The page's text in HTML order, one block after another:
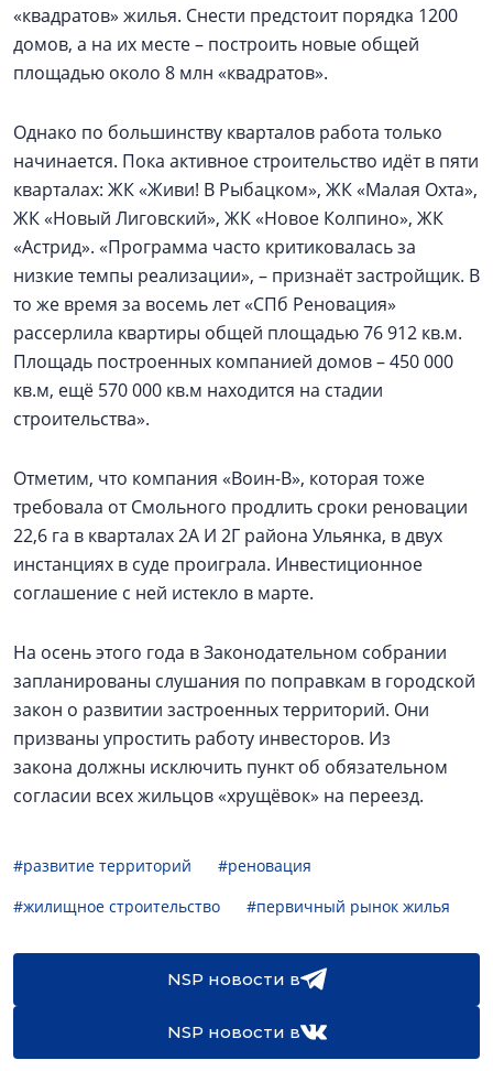
«квадратов» жилья. Снести предстоит порядка 1200
домов, а на их месте – построить новые общей
площадью около 8 млн «квадратов».
Однако по большинству кварталов работа только
начинается. Пока активное строительство идёт в пяти
кварталах: ЖК «Живи! В Рыбацком», ЖК «Малая Охта»,
ЖК «Новый Лиговский», ЖК «Новое Колпино», ЖК
«Астрид». «Программа часто критиковалась за
низкие темпы реализации», – признаёт застройщик. В
то же время за восемь лет «СПб Реновация»
рассерлила квартиры общей площадью 76 912 кв.м.
Площадь построенных компанией домов – 450 000
кв.м, ещё 570 000 кв.м находится на стадии
строительства».
Отметим, что компания «Воин-В», которая тоже
требовала от Смольного продлить сроки реновации
22,6 га в кварталах 2А И 2Г района Ульянка, в двух
инстанциях в суде проиграла. Инвестиционное
соглашение с ней истекло в марте.
На осень этого года в Законодательном собрании
запланированы слушания по поправкам в городской
закон о развитии застроенных территорий. Они
призваны упростить работу инвесторов. Из
закона должны исключить пункт об обязательном
согласии всех жильцов «хрущёвок» на переезд.
#развитие территорий
#реновация
#жилищное строительство
#первичный рынок жилья
NSP новости в
NSP новости в